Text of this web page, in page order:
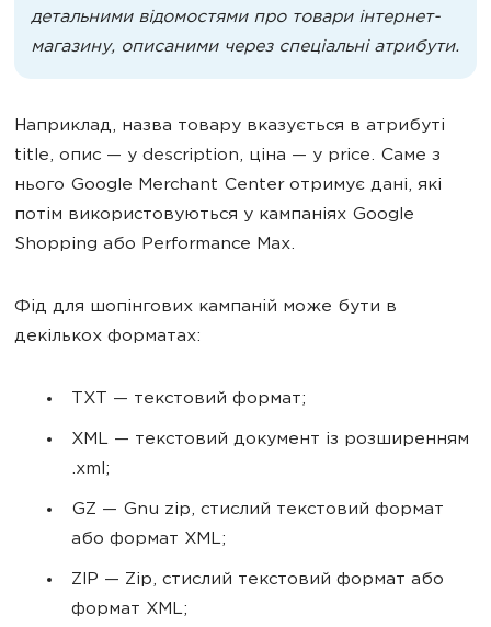
детальними відомостями про товари інтернет-
магазину, описаними через спеціальні атрибути.
Наприклад, назва товару вказується в атрибуті
title, опис — у description, ціна — у price. Саме з
нього Google Merchant Center отримує дані, які
потім використовуються у кампаніях Google
Shopping або Performance Max.
Фід для шопінгових кампаній може бути в
декількох форматах:
TXT — текстовий формат;
XML — текстовий документ із розширенням
.xml;
GZ — Gnu zip, стислий текстовий формат
або формат XML;
ZIP — Zip, стислий текстовий формат або
формат XML;